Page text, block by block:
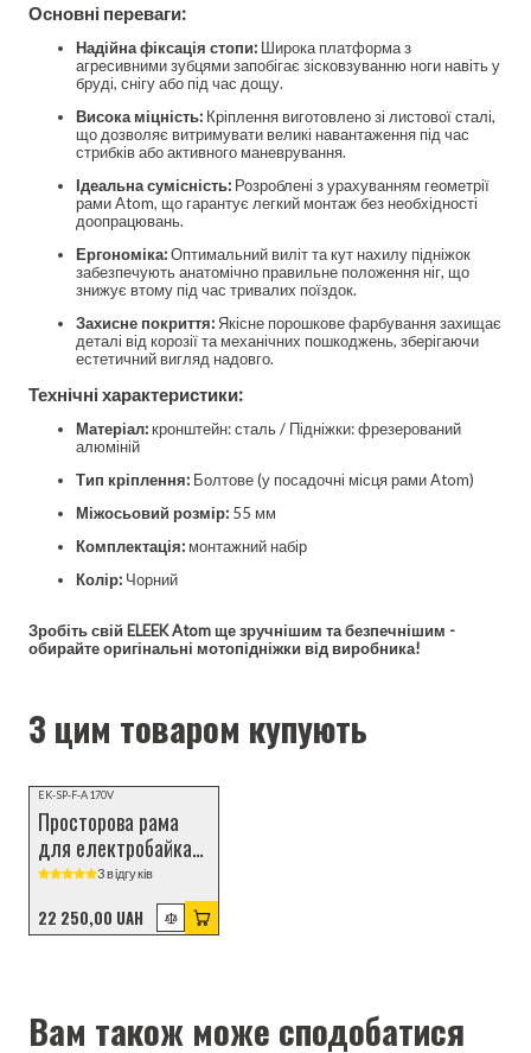
Основні переваги:
Надійна фіксація стопи: Широка платформа з
агресивними зубцями запобігає зісковзуванню ноги навіть у
бруді, снігу або під час дощу.
Висока міцність: Кріплення виготовлено зі листової сталі,
що дозволяє витримувати великі навантаження під час
стрибків або активного маневрування.
Ідеальна сумісність: Розроблені з урахуванням геометрії
рами Atom, що гарантує легкий монтаж без необхідності
доопрацювань.
Ергономіка:Оптимальний виліт та кут нахилу підніжок
забезпечують анатомічно правильне положення ніг, що
знижує втому під час тривалих поїздок.
Захисне покриття: Якісне порошкове фарбування захищає
деталі від корозії та механічних пошкоджень, зберігаючи
естетичний вигляд надовго.
Технічні характеристики:
Матеріал:кронштейн: сталь / Підніжки: фрезерований
алюміній
Тип кріплення: Болтове (у посадочні місця рами Atom)
Міжосьовий розмір: 55 мм
Комплектація: монтажний набір
Колір: Чорний
Зробіть свій ELEEK Atom ще зручнішим та безпечнішим -
обирайте оригінальні мотопідніжки від виробника!
З цим товаром купують
EK-SP-F-A170V
Просторова рама
для електробайка
ELEEK Atom 170 Velo
3 відгуків
22 250,00 UAH
Вам також може сподобатися